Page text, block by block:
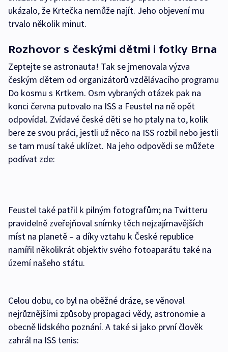
ukázalo, že Krtečka nemůže najít. Jeho objevení mu
trvalo několik minut.
Rozhovor s českými dětmi i fotky Brna
Zeptejte se astronauta! Tak se jmenovala výzva
českým dětem od organizátorů vzdělávacího programu
Do kosmu s Krtkem. Osm vybraných otázek pak na
konci června putovalo na ISS a Feustel na ně opět
odpovídal. Zvídavé české děti se ho ptaly na to, kolik
bere ze svou práci, jestli už něco na ISS rozbil nebo jestli
se tam musí také uklízet. Na jeho odpovědi se můžete
podívat zde:
Feustel také patřil k pilným fotografům; na Twitteru
pravidelně zveřejňoval snímky těch nejzajímavějších
míst na planetě – a díky vztahu k České republice
namířil několikrát objektiv svého fotoaparátu také na
území našeho státu.
Celou dobu, co byl na oběžné dráze, se věnoval
nejrůznějšími způsoby propagaci vědy, astronomie a
obecně lidského poznání. A také si jako první člověk
zahrál na ISS tenis: